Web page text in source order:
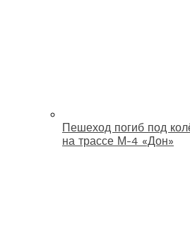
Пешеход погиб под
на трассе М-4 «Дон»